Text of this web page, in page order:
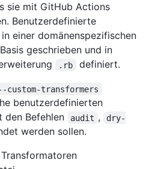
sie mit GitHub Actions
Benutzerdefinierte
einer domänenspezifischen
geschrieben und in
.rb
definiert.
custom-transformers
benutzerdefinierten
den Befehlen
audit ,
dry-
werden sollen.